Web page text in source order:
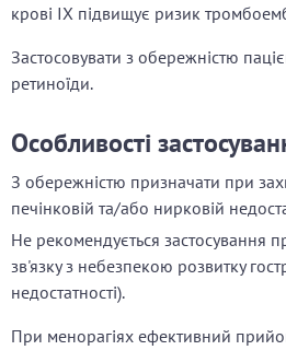
крові IX підвищує ризик
Застосовувати з обережністю
ретиноїди.
Особливості
З обережністю призначати при
печінковій та/або нирковій
Не рекомендується застосування
зв'язку з небезпекою розвитку
недостатності).
При менорагіях ефективний